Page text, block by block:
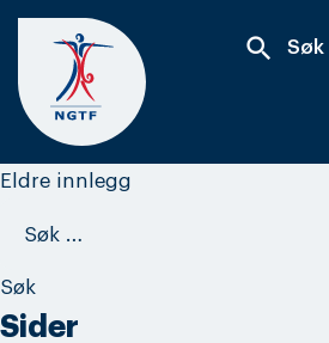
Skip
content
search Søk
Innleggnavigasjon
Eldre innlegg
etter:
Sider